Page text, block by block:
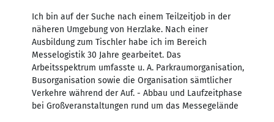
Ich bin auf der Suche nach einem Teilzeitjob in der
näheren Umgebung von Herzlake. Nach einer
Ausbildung zum Tischler habe ich im Bereich
Messelogistik 30 Jahre gearbeitet. Das
Arbeitsspektrum umfasste u. A. Parkraumorganisation,
Busorganisation sowie die Organisation sämtlicher
Verkehre während der Auf. - Abbau und Laufzeitphase
bei Großveranstaltungen rund um das Messegelände